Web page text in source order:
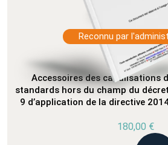
Reconnu par
Accessoires des canalisations
standards hors du champ du
9 d’application de la directive
180,00 €